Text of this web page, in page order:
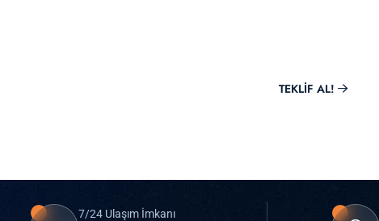
TEKLIF AL!
7/24 Ulaşım İmkanı